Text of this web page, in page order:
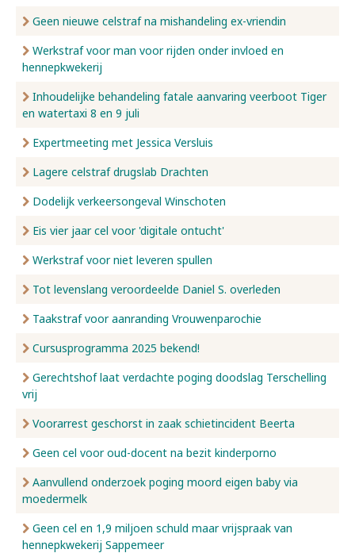
Geen nieuwe celstraf na mishandeling ex-vriendin
Werkstraf voor man voor rijden onder invloed en
hennepkwekerij
Inhoudelijke behandeling fatale aanvaring veerboot Tiger
en watertaxi 8 en 9 juli
Expertmeeting met Jessica Versluis
Lagere celstraf drugslab Drachten
Dodelijk verkeersongeval Winschoten
Eis vier jaar cel voor 'digitale ontucht'
Werkstraf voor niet leveren spullen
Tot levenslang veroordeelde Daniel S. overleden
Taakstraf voor aanranding Vrouwenparochie
Cursusprogramma 2025 bekend!
Gerechtshof laat verdachte poging doodslag Terschelling
vrij
Voorarrest geschorst in zaak schietincident Beerta
Geen cel voor oud-docent na bezit kinderporno
Aanvullend onderzoek poging moord eigen baby via
moedermelk
Geen cel en 1,9 miljoen schuld maar vrijspraak van
hennepkwekerij Sappemeer